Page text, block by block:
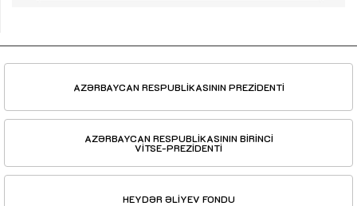
AZƏRBAYCAN RESPUBLİKASININ PREZİDENTİ
AZƏRBAYCAN RESPUBLİKASININ BİRİNCİ
VİTSE-PREZİDENTİ
HEYDƏR ƏLİYEV FONDU